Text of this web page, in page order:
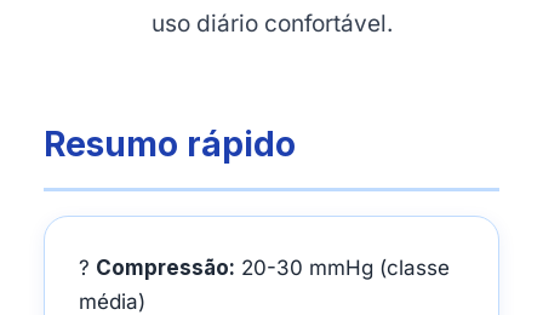
uso diário confortável.
Resumo rápido
? Compressão: 20-30 mmHg (classe
média)